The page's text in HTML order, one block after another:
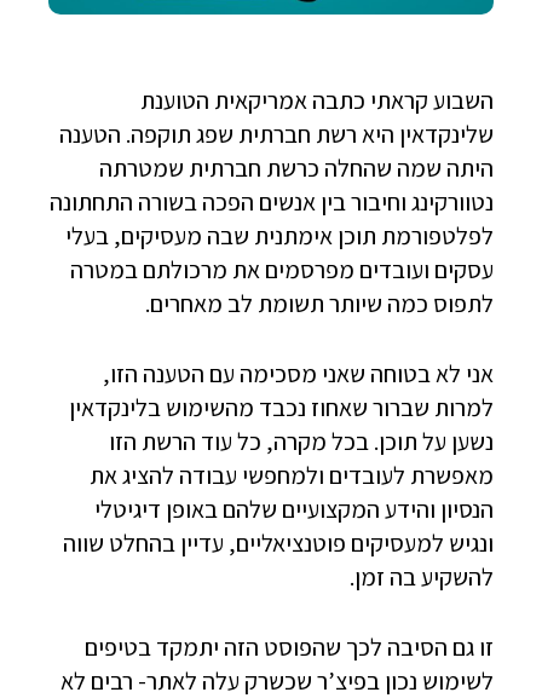
השבוע קראתי כתבה אמריקאית הטוענת
שלינקדאין היא רשת חברתית שפג תוקפה. הטענה
היתה שמה שהחלה כרשת חברתית שמטרתה
נטוורקינג וחיבור בין אנשים הפכה בשורה התחתונה
לפלטפורמת תוכן אימתנית שבה מעסיקים, בעלי
עסקים ועובדים מפרסמים את מרכולתם במטרה
לתפוס כמה שיותר תשומת לב מאחרים.
אני לא בטוחה שאני מסכימה עם הטענה הזו,
למרות שברור שאחוז נכבד מהשימוש בלינקדאין
נשען על תוכן. בכל מקרה, כל עוד הרשת הזו
מאפשרת לעובדים ולמחפשי עבודה להציג את
הנסיון והידע המקצועיים שלהם באופן דיגיטלי
ונגיש למעסיקים פוטנציאליים, עדיין בהחלט שווה
להשקיע בה זמן.
זו גם הסיבה לכך שהפוסט הזה יתמקד בטיפים
לשימוש נכון בפיצ’ר שכשרק עלה לאתר- רבים לא